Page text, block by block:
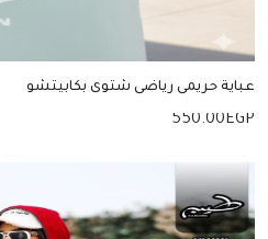
عباية حريمى رياضى شتوى بكابيتشو
550.00EGP